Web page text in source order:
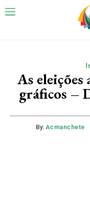
As eleições
gráficos –
By: Acmanchete